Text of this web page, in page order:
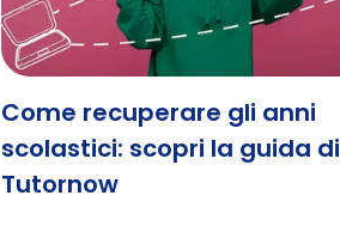
Come recuperare gli anni
scolastici: scopri la guida di
Tutornow